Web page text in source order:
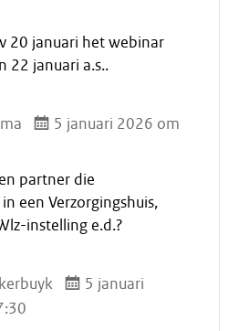
20 januari het webinar
22 januari a.s..
5 januari 2026 om
partner die
een Verzorgingshuis,
instelling e.d.?
5 januari